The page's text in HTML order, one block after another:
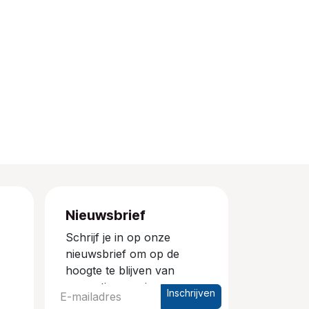
Nieuwsbrief
Schrijf je in op onze
nieuwsbrief om op de
hoogte te blijven van
promoties en nieuwe
producten.
Inschrijven